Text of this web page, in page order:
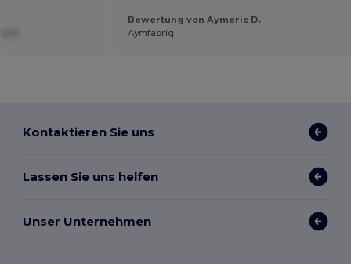
Bewertung von Aymeric D.
Aymfabriq
Kontaktieren Sie uns
Lassen Sie uns helfen
Unser Unternehmen